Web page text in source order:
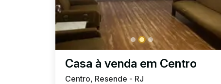
Casa à venda em Centro
Centro, Resende - RJ